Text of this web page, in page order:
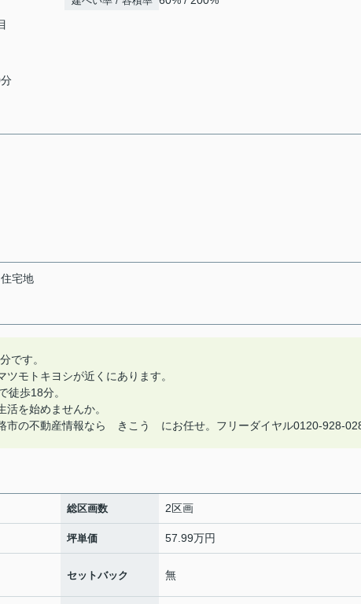
宅地
です。
モトキヨシが近くにあります。
徒歩18分。
を始めませんか。
不動産情報なら きこう にお任せ。フリーダイヤル0120-928-
総区画数 2区画
坪単価 57.99万円
セットバック 無